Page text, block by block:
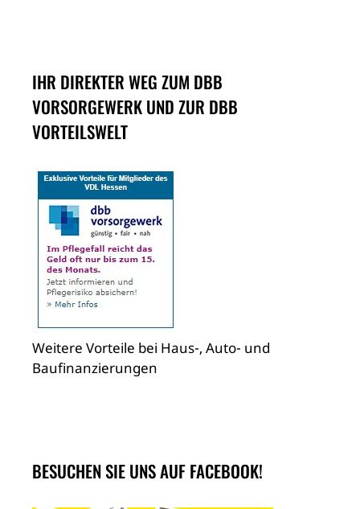
IHR DIREKTER WEG ZUM DBB
VORSORGEWERK UND ZUR DBB
VORTEILSWELT
Weitere Vorteile bei Haus-, Auto- und
Baufinanzierungen
BESUCHEN SIE UNS AUF FACEBOOK!